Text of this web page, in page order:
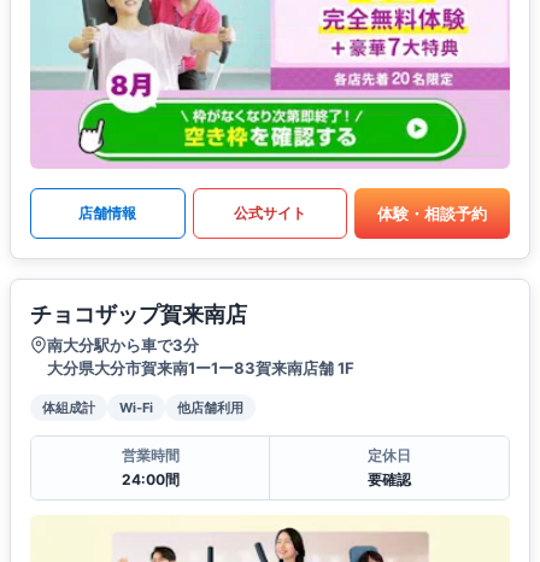
店舗情報 公式サイト 体験・相談予約
チョコザップ賀来南店
南大分駅から車で3分
大分県大分市賀来南1ー1ー83賀来南店舗 1F
体組成計 Wi-Fi 他店舗利用
営業時間
24:00間
定休日
要確認